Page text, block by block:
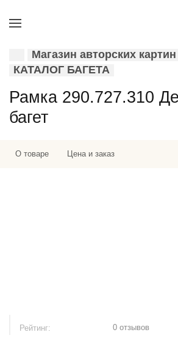
Магазин авторских картин
КАТАЛОГ БАГЕТА
Рамка 290.727.310
багет
О товаре Цена и заказ
Рейтинг: 0 отзывов